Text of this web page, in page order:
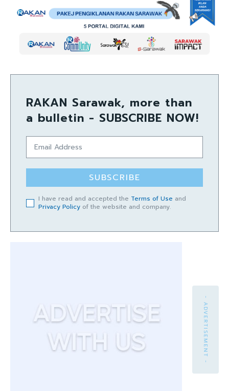
RAKAN Sarawak, more than
a bulletin - SUBSCRIBE NOW!
SUBSCRIBE
I have read and accepted the Terms of Use and
Privacy Policy of the website and company.
- ADVERTISEMENT -